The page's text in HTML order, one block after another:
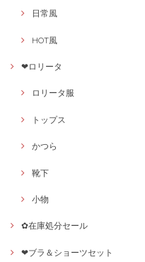
日常風
HOT風
❤ロリータ
ロリータ服
トップス
かつら
靴下
小物
✿在庫処分セール
❤ブラ＆ショーツセット